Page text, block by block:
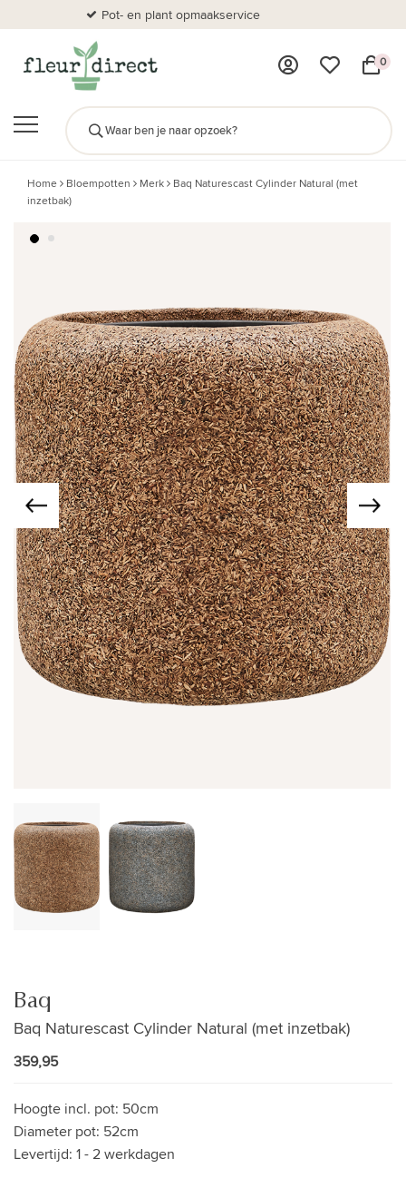
Pot- en plant opmaakservice
0
Home Bloempotten Merk
Baq Naturescast Cylinder Natural (met
inzetbak)
Baq
Baq Naturescast Cylinder Natural (met inzetbak)
359,95
Hoogte incl. pot: 50cm
Diameter pot: 52cm
Levertijd: 1 - 2 werkdagen